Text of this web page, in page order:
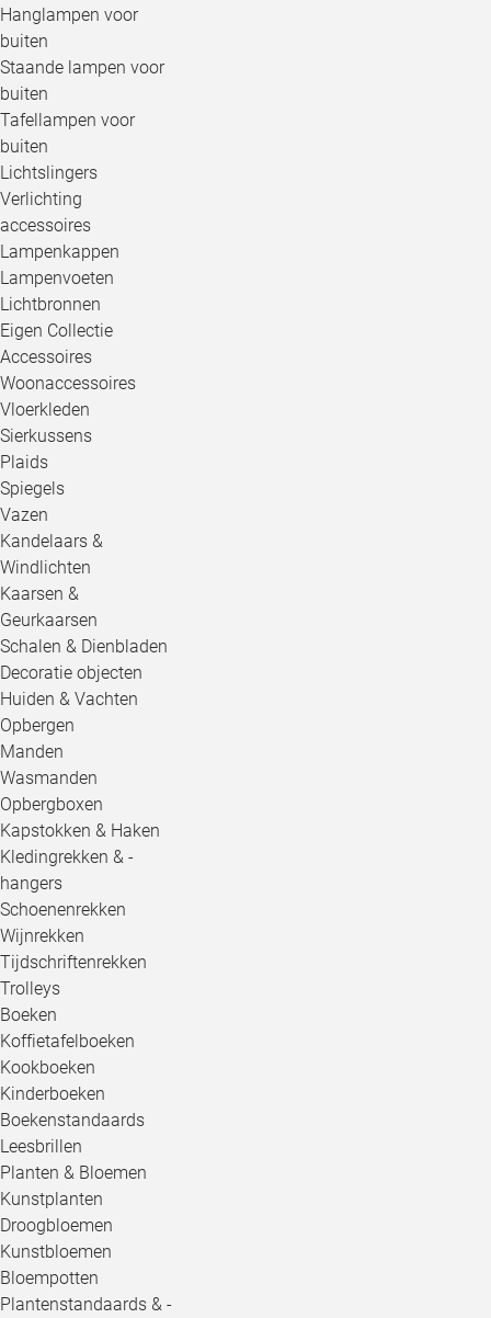
Hanglampen voor
buiten
Staande lampen voor
buiten
Tafellampen voor
buiten
Lichtslingers
Verlichting
accessoires
Lampenkappen
Lampenvoeten
Lichtbronnen
Eigen Collectie
Accessoires
Woonaccessoires
Vloerkleden
Sierkussens
Plaids
Spiegels
Vazen
Kandelaars &
Windlichten
Kaarsen &
Geurkaarsen
Schalen & Dienbladen
Decoratie objecten
Huiden & Vachten
Opbergen
Manden
Wasmanden
Opbergboxen
Kapstokken & Haken
Kledingrekken & -
hangers
Schoenenrekken
Wijnrekken
Tijdschriftenrekken
Trolleys
Boeken
Koffietafelboeken
Kookboeken
Kinderboeken
Boekenstandaards
Leesbrillen
Planten & Bloemen
Kunstplanten
Droogbloemen
Kunstbloemen
Bloempotten
Plantenstandaards & -